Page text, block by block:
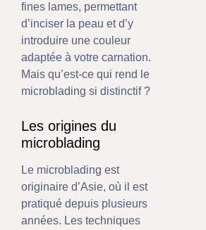
fines lames, permettant
d’inciser la peau et d’y
introduire une couleur
adaptée à votre carnation.
Mais qu’est-ce qui rend le
microblading si distinctif ?
Les origines du
microblading
Le microblading est
originaire d’Asie, où il est
pratiqué depuis plusieurs
années. Les techniques